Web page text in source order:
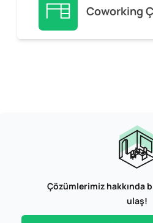
Coworking
Çözümlerimiz hakkında
ulaş!